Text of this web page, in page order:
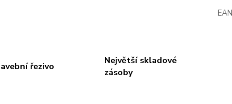
řezivo
Největší skladové
zásoby